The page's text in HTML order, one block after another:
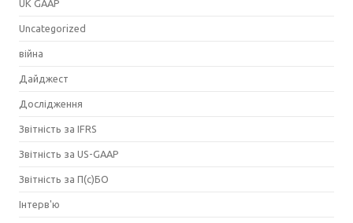
UK GAAP
Uncategorized
війна
Дайджест
Дослідження
Звітність за IFRS
Звітність за US-GAAP
Звітність за П(с)БО
Інтерв'ю